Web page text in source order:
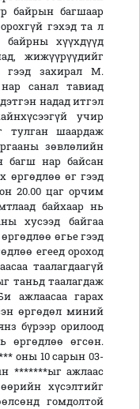
байрын багшаар
гэхэд та л
хүүхдүүд
жижүүрүүдийг
гээд захирал М.
санал тавиад
надад итгэл
учир
тулган шаардаж
зөвлөлийн
багш нар байсан
өргөдлөө өг гээд
20.00 цаг орчим
байхаар нь
хусээд байгаа
өгье гээд
егеед ороход
таалагдаагүй
таньд таалагдаж
ажлаасаа гарах
өргөдөл миний
бүрээр орилоод
өргөдлөө өгсөн.
оны 10 сарын 03-
*******ыг ажлаас
хүсэлтийг
гомдолтой